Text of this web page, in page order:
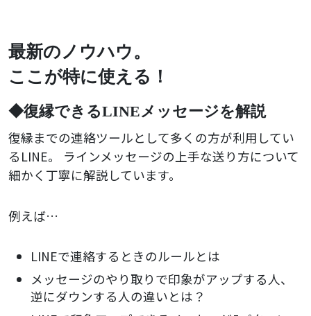
最新のノウハウ。
ここが特に使える！
◆復縁できるLINEメッセージを解説
復縁までの連絡ツールとして多くの方が利用してい
るLINE。
ラインメッセージの上手な送り方について
細かく丁寧に解説しています。
例えば…
LINEで連絡するときのルールとは
メッセージのやり取りで印象がアップする人、
逆にダウンする人の違いとは？